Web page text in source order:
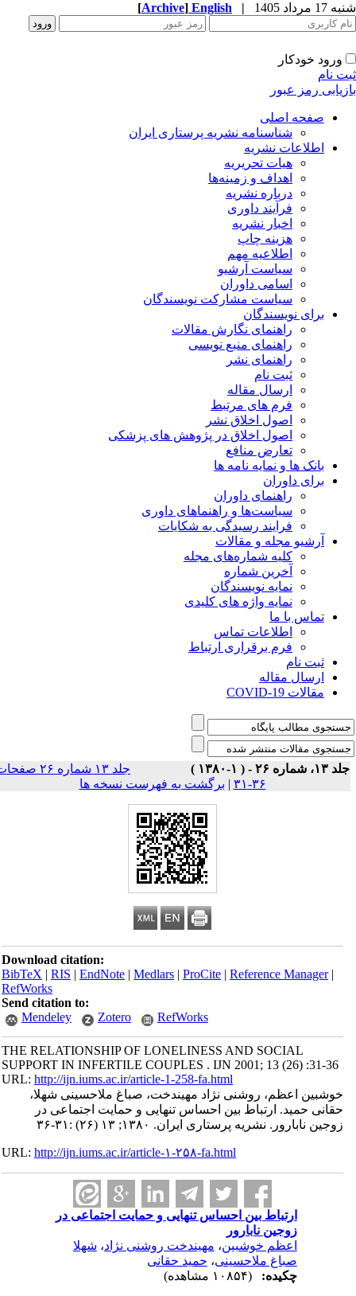
مرداد 1405 |
English
[Archive]
ورود خودکار
نام
رمز عبور
صفحه اصلی
شناسنامه نشریه پرستاری ایران
اطلاعات نشریه
هیات تحریریه
اهداف و زمینه‌ها
درباره نشریه
فرآیند داوری
اخبار نشریه
هزینه چاپ
اطلاعیه مهم
سیاست آرشیو
اسامی داوران
سیاست مشارکت نویسندگان
برای نویسندگان
راهنمای نگارش مقالات
راهنمای منبع نویسی
راهنمای نشر
ثبت نام
ارسال مقاله
فرم های مرتبط
اصول اخلاق نشر
اصول اخلاق در پژوهش های پزشکی
تعارض منافع
بانک ها و نمایه نامه ها
برای داوران
راهنمای داوران
سیاست‌ها و راهنماهای داوری
فرایند رسیدگی به شکایات
آرشیو مجله و مقالات
کلیه شماره‌های مجله
آخرین شماره
نمایه نویسندگان
نمایه واژه های کلیدی
تماس با ما
اطلاعات تماس
فرم برقراری ارتباط
ثبت نام
ارسال مقاله
مقالات COVID-19
شماره ۲۶ - ( ۱-۱۳۸۰ )
جلد ۱۳ شماره ۲۶ صفحات
۳۶-۳۱
|برگشت به فهرست نسخه ها
Download citation:
BibTeX|RIS|EndNote|Medlars|ProCite|Reference Manager
RefWorks
Send citation to:
Mendeley
Zotero RefWorks
THE RELATIONSHIP OF LONELINESS AND SOCIAL
SUPPORT IN INFERTILE COUPLES . IJN 2001; 13 (26) :31-36
URL:http://ijn.iums.ac.ir/article-1-258-fa.html
خوشبین اعظم، روشنی نژاد مهیندخت، صباغ ملاحسینی شهلا،
حقانی حمید. ارتباط‌ بین‌ احساس‌ تنهایی‌ و حمایت‌ اجتماعی‌ در
زوجین‌ نابارور. نشریه پرستاری ایران. ۱۳۸۰; ۱۳ (۲۶) :۳۱-۳۶
URL:http://ijn.iums.ac.ir/article-۱-۲۵۸-fa.html
ارتباط‌ بین‌ احساس‌ تنهایی‌ و حمایت‌ اجتماعی‌ در
زوجین‌ نابارور
اعظم خوشبین،مهیندخت روشنی نژاد ،شهلا
صباغ ملاحسینی،حمید حقانی
چکیده: